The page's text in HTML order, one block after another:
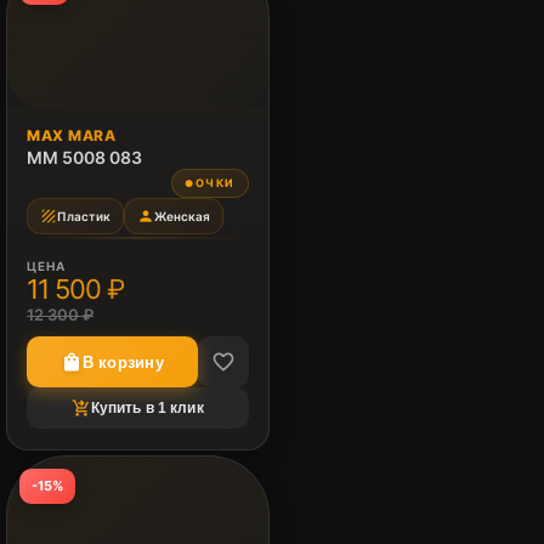
MAX MARA
MM 5008 083
● ОЧКИ
textureПластик personЖенская
ЦЕНА
11 500 ₽
12 300 ₽
shopping_bag В корзину favorite_border
shopping_cart_checkout Купить в 1 клик
-15%